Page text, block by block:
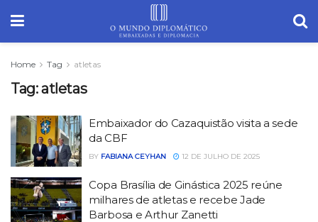
Home Tag atletas
Tag:atletas
Embaixador do Cazaquistão visita a sede
da CBF
BY FABIANA CEYHAN 12 DE JULHO DE 2025
Copa Brasília de Ginástica 2025 reúne
milhares de atletas e recebe Jade
Barbosa e Arthur Zanetti